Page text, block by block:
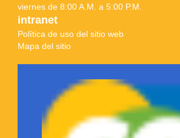
viernes de 8:00 A.M. a 5:00 P.M.
intranet
Política de uso del sitio web
Mapa del sitio